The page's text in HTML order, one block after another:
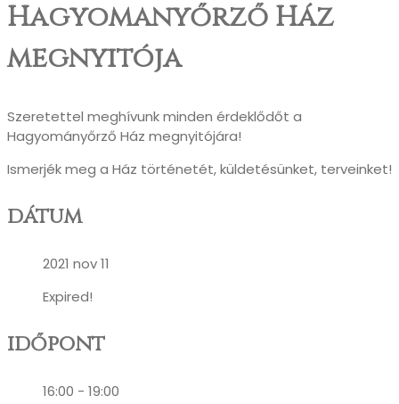
Hagyomanyőrző Ház
megnyitója
Szeretettel meghívunk minden érdeklődőt a
Hagyományőrző Ház megnyitójára!
Ismerjék meg a Ház történetét, küldetésünket, terveinket!
dátum
2021 nov 11
Expired!
időpont
16:00 - 19:00